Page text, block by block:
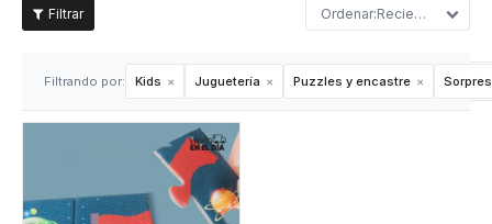
Recientes
Filtrando por: Kids Juguetería Puzzles y encastre